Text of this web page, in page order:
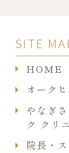
SITE
HOME
オーク
やなぎ
ク クリ
院長・